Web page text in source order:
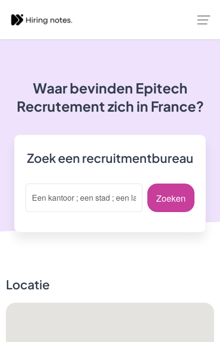
Waar bevinden Epitech
Recrutement zich in France?
Zoek een recruitmentbureau
Zoeken
Locatie